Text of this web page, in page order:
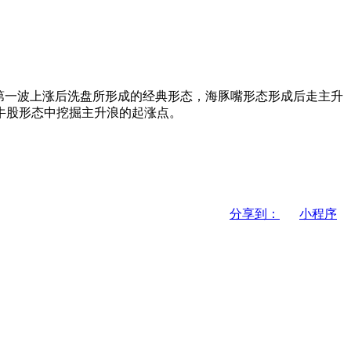
上涨后洗盘所形成的经典形态，海豚嘴形态形成后走主升
形态中挖掘主升浪的起涨点。
分享到： 小程序